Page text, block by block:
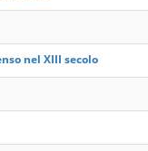
nel XIII secolo